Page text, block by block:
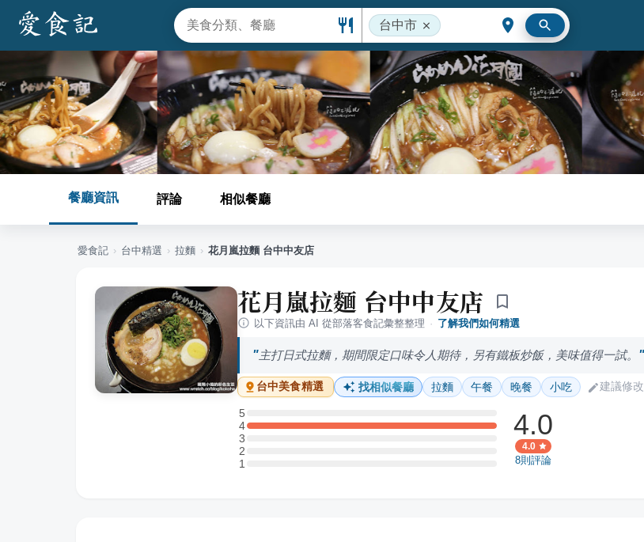
台中市
餐廳資訊 評論 相似餐廳
愛食記 › 台中精選 › 拉麵 › 花月嵐拉麵 台中中友店
花月嵐拉麵 台中中友店
以下資訊由 AI 從部落客食記彙整整理 · 了解我們如何精選
主打日式拉麵，期間限定口味令人期待，另有鐵板炒飯，美味值得一試。
台中美食精選 找相似餐廳 拉麵 午餐 晚餐 小吃 建議修改
5
5 星：0 則評論
4
4 星：2 則評論
3
3 星：0 則評論
2
2 星：0 則評論
11 星：0 則評論
4.0
4.0
8則評論